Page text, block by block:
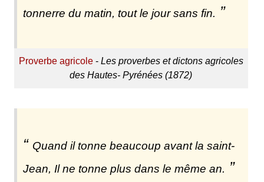
tonnerre du matin, tout le jour sans fin.
Proverbe agricole- Les proverbes et dictons agricoles
des Hautes- Pyrénées (1872)
Quand il tonne beaucoup avant la saint-
Jean, Il ne tonne plus dans le même an.